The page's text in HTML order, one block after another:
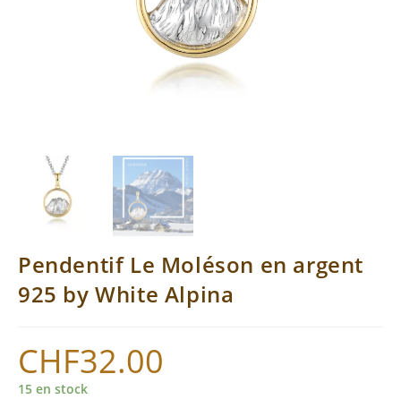
Pendentif Le Moléson en argent
925 by White Alpina
CHF32.00
15 en stock